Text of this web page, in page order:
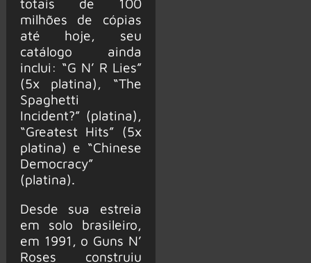
milhões de cópias
até hoje, seu
catálogo ainda
inclui: “G N’ R Lies”
(5x platina), “The
Spaghetti
Incident?” (platina),
“Greatest Hits” (5x
platina) e “Chinese
Democracy”
(platina).
Desde sua estreia
em solo brasileiro,
em 1991, o Guns N’
Roses construiu